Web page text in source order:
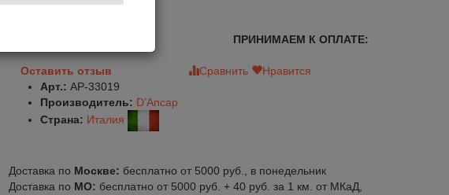
ПРИНИМАЕМ К ОПЛАТЕ:
Оставить отзыв Сравнить
Нравится
Арт.: AP-33019
Производитель: D’Ancap
Страна: Италия
Доставка по Москве: бесплатно от 5000 руб., в понедельник
Доставка по МО: бесплатно от 5000 руб. + 40 руб. за 1 км. от МКаД,